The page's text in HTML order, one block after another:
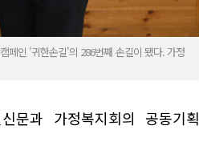
페인 '귀한손길'의 286번째 손길이 됐다. 가정
문과 가정복지회의 공동기획